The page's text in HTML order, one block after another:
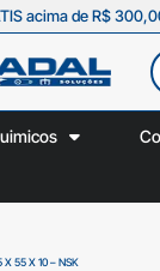
acima de R$
55 X 10 – NSK